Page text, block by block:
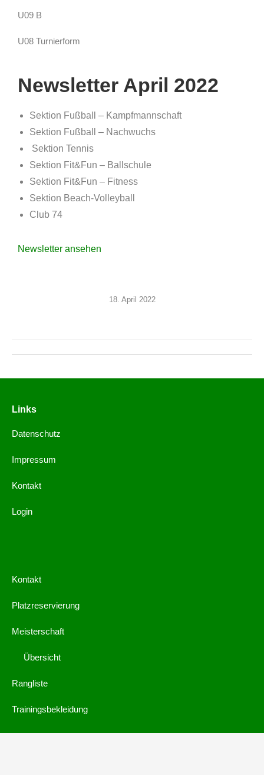
Newsletter April 2022
Sektion Fußball – Kampfmannschaft
Sektion Fußball – Nachwuchs
Sektion Tennis
Sektion Fit&Fun – Ballschule
Sektion Fit&Fun – Fitness
Sektion Beach-Volleyball
Club 74
Newsletter ansehen
18. April 2022
U09 B
U08 Turnierform
Links
Datenschutz
Impressum
Kontakt
Login
Kontakt
Platzreservierung
Meisterschaft
Übersicht
Rangliste
Trainingsbekleidung